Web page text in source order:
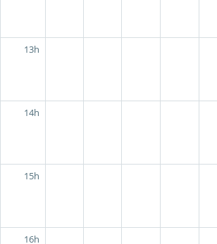
13h
14h
15h
16h